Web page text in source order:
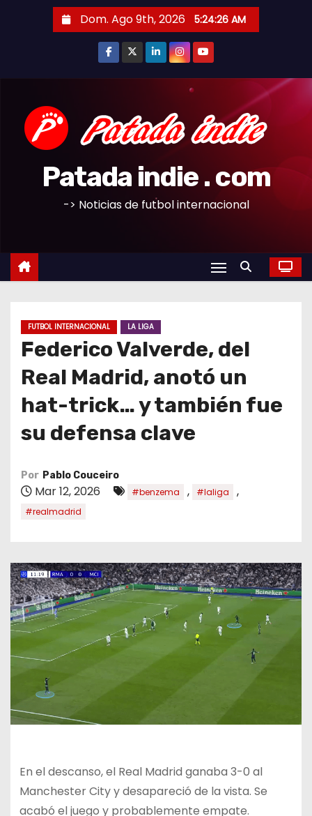
i
Dom. Ago 9th, 2026 5:24:27 AM
Patada indie . com
-> Noticias de futbol internacional
FUTBOL INTERNACIONAL LA LIGA
Federico Valverde, del
Real Madrid, anotó un
hat-trick… y también fue
su defensa clave
Por Pablo Couceiro
Mar 12, 2026 #benzema , #laliga ,
#realmadrid
En el descanso, el Real Madrid ganaba 3-0 al
Manchester City y desapareció de la vista. Se
acabó el juego y probablemente empate.